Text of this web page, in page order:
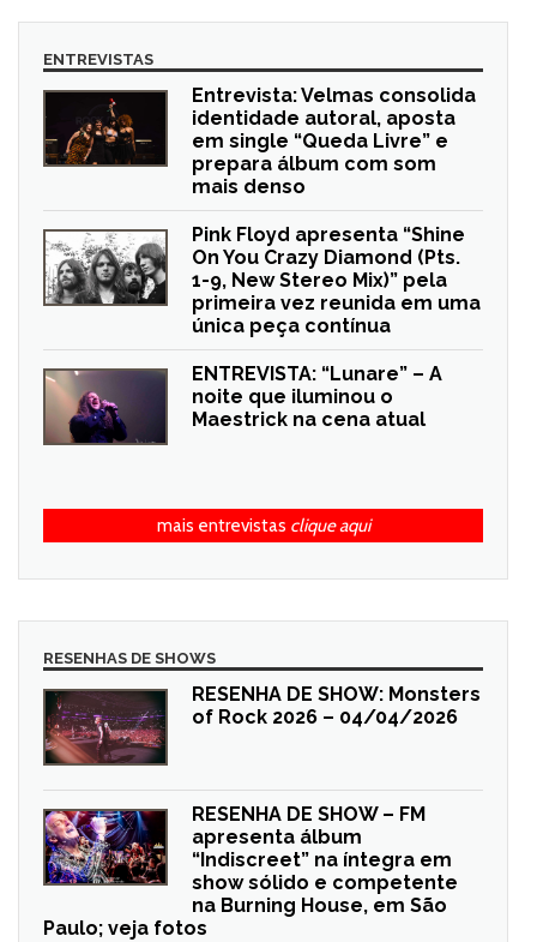
ENTREVISTAS
Entrevista: Velmas consolida
identidade autoral, aposta
em single “Queda Livre” e
prepara álbum com som
mais denso
Pink Floyd apresenta “Shine
On You Crazy Diamond (Pts.
1-9, New Stereo Mix)” pela
primeira vez reunida em uma
única peça contínua
ENTREVISTA: “Lunare” – A
noite que iluminou o
Maestrick na cena atual
mais entrevistas clique aqui
RESENHAS DE SHOWS
RESENHA DE SHOW: Monsters
of Rock 2026 – 04/04/2026
RESENHA DE SHOW – FM
apresenta álbum
“Indiscreet” na íntegra em
show sólido e competente
na Burning House, em São
Paulo; veja fotos